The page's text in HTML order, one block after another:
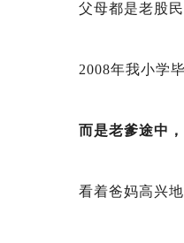
父母都是老股
2008年我小学
而是老爹途中
看着爸妈高兴